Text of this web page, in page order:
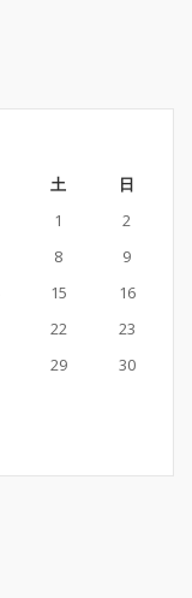
土
日
1
2
8
9
15
16
22
23
29
30